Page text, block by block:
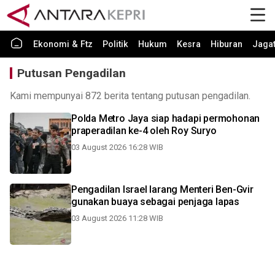
Ekonomi & Ftz Politik Hukum Kesra Hiburan Jagat
Putusan Pengadilan
Kami mempunyai 872 berita tentang putusan pengadilan.
Polda Metro Jaya siap hadapi permohonan
praperadilan ke-4 oleh Roy Suryo
03 August 2026 16:28 WIB
Pengadilan Israel larang Menteri Ben-Gvir
gunakan buaya sebagai penjaga lapas
03 August 2026 11:28 WIB